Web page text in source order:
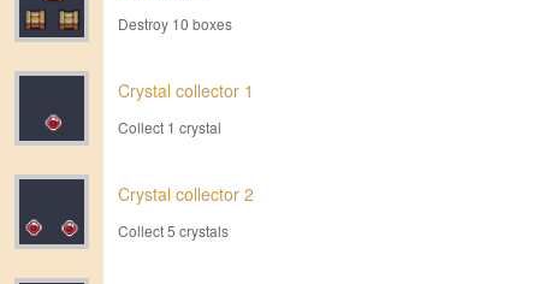
Destroy 10 boxes
Crystal collector 1
Collect 1 crystal
Crystal collector 2
Collect 5 crystals